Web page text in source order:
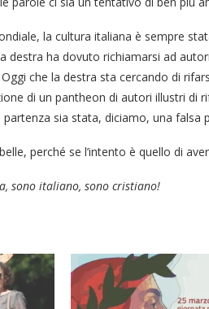
la cultura italiana è sempre
destra ha dovuto richiamarsi ad
che la destra sta cercando di
di un pantheon di autori illustri di
sia stata, diciamo, una falsa
perché se l’intento è quello di
sono italiano, sono cristiano!